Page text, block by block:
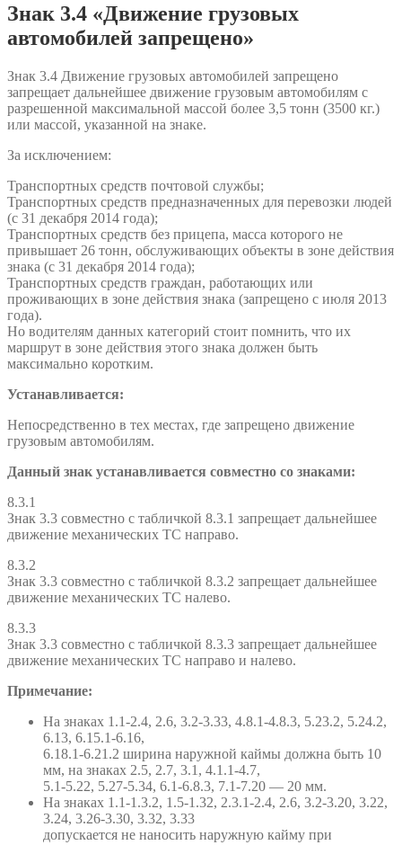
Знак 3.4 «Движение грузовых
автомобилей запрещено»
Знак 3.4 Движение грузовых автомобилей запрещено
запрещает дальнейшее движение грузовым автомобилям с
разрешенной максимальной массой более 3,5 тонн (3500 кг.)
или массой, указанной на знаке.
За исключением:
Транспортных средств почтовой службы;
Транспортных средств предназначенных для перевозки людей
(с 31 декабря 2014 года);
Транспортных средств без прицепа, масса которого не
привышает 26 тонн, обслуживающих объекты в зоне действия
знака (с 31 декабря 2014 года);
Транспортных средств граждан, работающих или
проживающих в зоне действия знака (запрещено с июля 2013
года).
Но водителям данных категорий стоит помнить, что их
маршрут в зоне действия этого знака должен быть
максимально коротким.
Устанавливается:
Непосредственно в тех местах, где запрещено движение
грузовым автомобилям.
Данный знак устанавливается совместно со знаками:
8.3.1
Знак 3.3 совместно с табличкой 8.3.1 запрещает дальнейшее
движение механических ТС направо.
8.3.2
Знак 3.3 совместно с табличкой 8.3.2 запрещает дальнейшее
движение механических ТС налево.
8.3.3
Знак 3.3 совместно с табличкой 8.3.3 запрещает дальнейшее
движение механических ТС направо и налево.
Примечание:
На знаках 1.1-2.4, 2.6, 3.2-3.33, 4.8.1-4.8.3, 5.23.2, 5.24.2,
6.13, 6.15.1-6.16,
6.18.1-6.21.2 ширина наружной каймы должна быть 10
мм, на знаках 2.5, 2.7, 3.1, 4.1.1-4.7,
5.1-5.22, 5.27-5.34, 6.1-6.8.3, 7.1-7.20 — 20 мм.
На знаках 1.1-1.3.2, 1.5-1.32, 2.3.1-2.4, 2.6, 3.2-3.20, 3.22,
3.24, 3.26-3.30, 3.32, 3.33
допускается не наносить наружную кайму при